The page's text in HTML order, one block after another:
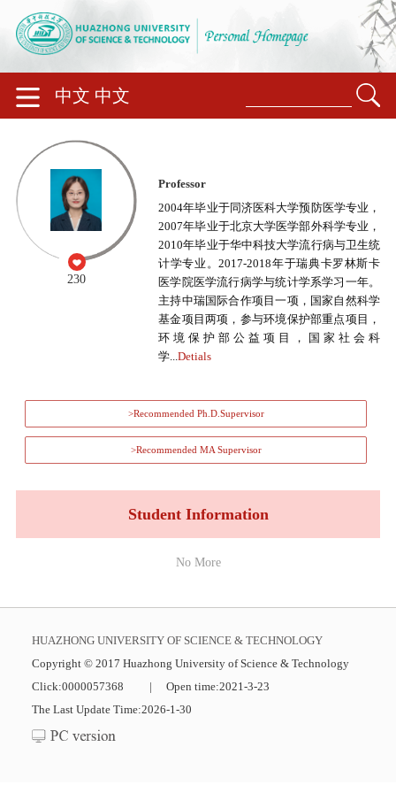
中文 中文
230
Professor
2004年毕业于同济医科大学预防医学专业，
2007年毕业于北京大学医学部外科学专业，
2010年毕业于华中科技大学流行病与卫生统
计学专业。2017-2018年于瑞典卡罗林斯卡
医学院医学流行病学与统计学系学习一年。
主持中瑞国际合作项目一项，国家自然科学
基金项目两项，参与环境保护部重点项目，
环境保护部公益项目，国家社会科
学...Detials
>Recommended Ph.D.Supervisor
>Recommended MA Supervisor
Student Information
No More
HUAZHONG UNIVERSITY OF SCIENCE & TECHNOLOGY
Copyright © 2017 Huazhong University of Science & Technology
Click:0000057368 | Open time:2021-3-23
The Last Update Time:2026-1 -30